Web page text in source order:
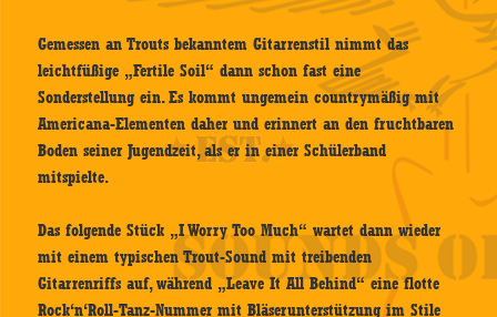
Gemessen an Trouts bekanntem Gitarrenstil nimmt das
leichtfüßige „Fertile Soil“ dann schon fast eine
Sonderstellung ein. Es kommt ungemein countrymäßig mit
Americana-Elementen daher und erinnert an den fruchtbaren
Boden seiner Jugendzeit, als er in einer Schülerband
mitspielte.
Das folgende Stück „I Worry Too Much“ wartet dann wieder
mit einem typischen Trout-Sound mit treibenden
Gitarrenriffs auf, während „Leave It All Behind“ eine flotte
Rock‘n‘Roll-Tanz-Nummer mit Bläserunterstützung im Stile